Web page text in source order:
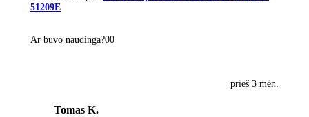
51209E
Ar buvo naudinga?00
prieš 3 mėn.
Tomas K.